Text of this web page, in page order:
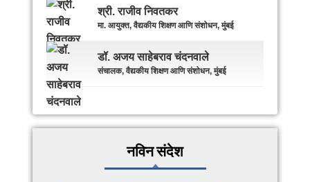
श्री. राजीव निवतकर
मा. आयुक्त, वैद्यकीय शिक्षण आणि संशोधन, मुंबई
डॉ. अजय साहेबराव चंदनवाले
संचालक, वैद्यकीय शिक्षण आणि संशोधन, मुंबई
नविन संदेश